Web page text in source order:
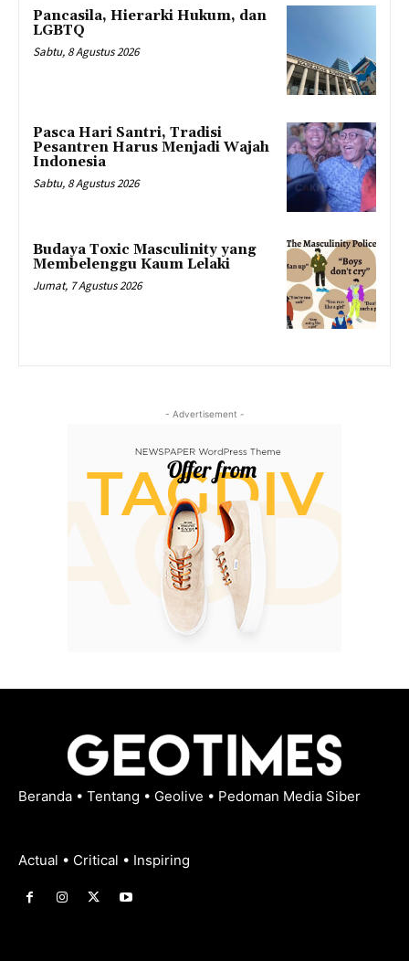
Pancasila, Hierarki Hukum, dan
LGBTQ
Sabtu, 8 Agustus 2026
Pasca Hari Santri, Tradisi
Pesantren Harus Menjadi Wajah
Indonesia
Sabtu, 8 Agustus 2026
Budaya Toxic Masculinity yang
Membelenggu Kaum Lelaki
Jumat, 7 Agustus 2026
- Advertisement -
Beranda • Tentang • Geolive • Pedoman Media Siber
Actual • Critical • Inspiring